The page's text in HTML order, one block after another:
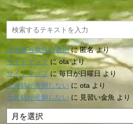
土佐錦当歳魚の選別に匿名より
サイトマップにotaより
サイトマップに毎日が日曜日より
土佐錦が産卵しない に ota より
土佐錦が産卵しない に 見習い金魚 より
ア